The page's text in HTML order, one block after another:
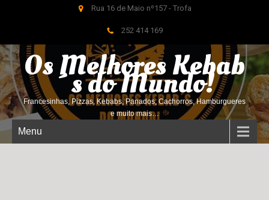
Rua 16 de Maio nº157 - Trofa
252 414 169
Os Melhores Kebab
´s doMundo!
Francesinhas, Pizzas, Kebabs, Panados, Cachorros, Hamburgueres
e muito mais…
Menu